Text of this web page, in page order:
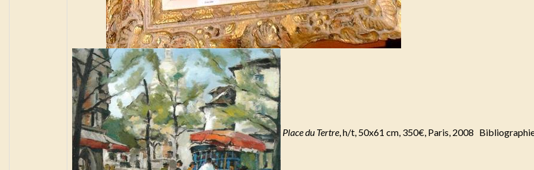
Place du Tertre, h/t, 50x61 cm, 350€, Paris, 2008